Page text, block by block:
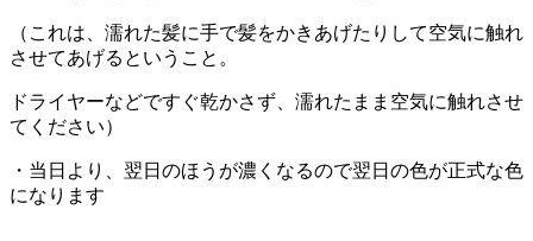
（これは、濡れた髪に手で髪をかきあげたりして空気に触れ
させてあげるということ。
ドライヤーなどですぐ乾かさず、濡れたまま空気に触れさせ
てください）
・当日より、翌日のほうが濃くなるので翌日の色が正式な色
になります